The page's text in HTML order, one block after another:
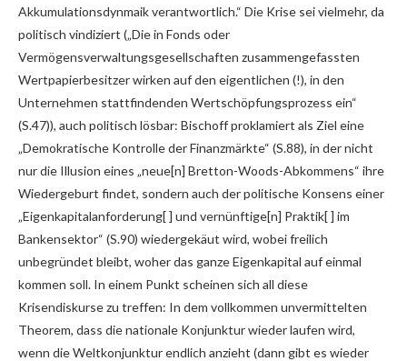
Akkumulationsdynmaik verantwortlich.“ Die Krise sei vielmehr, da
politisch vindiziert („Die in Fonds oder
Vermögensverwaltungsgesellschaften zusammengefassten
Wertpapierbesitzer wirken auf den eigentlichen (!), in den
Unternehmen stattfindenden Wertschöpfungsprozess ein“
(S.47)), auch politisch lösbar: Bischoff proklamiert als Ziel eine
„Demokratische Kontrolle der Finanzmärkte“ (S.88), in der nicht
nur die Illusion eines „neue[n] Bretton-Woods-Abkommens“ ihre
Wiedergeburt findet, sondern auch der politische Konsens einer
„Eigenkapitalanforderung[ ] und vernünftige[n] Praktik[ ] im
Bankensektor“ (S.90) wiedergekäut wird, wobei freilich
unbegründet bleibt, woher das ganze Eigenkapital auf einmal
kommen soll. In einem Punkt scheinen sich all diese
Krisendiskurse zu treffen: In dem vollkommen unvermittelten
Theorem, dass die nationale Konjunktur wieder laufen wird,
wenn die Weltkonjunktur endlich anzieht (dann gibt es wieder